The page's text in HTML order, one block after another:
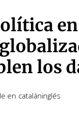
los
en cataláninglés